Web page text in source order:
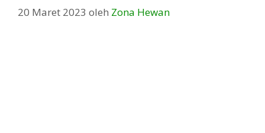
20 Maret 2023 oleh Zona Hewan